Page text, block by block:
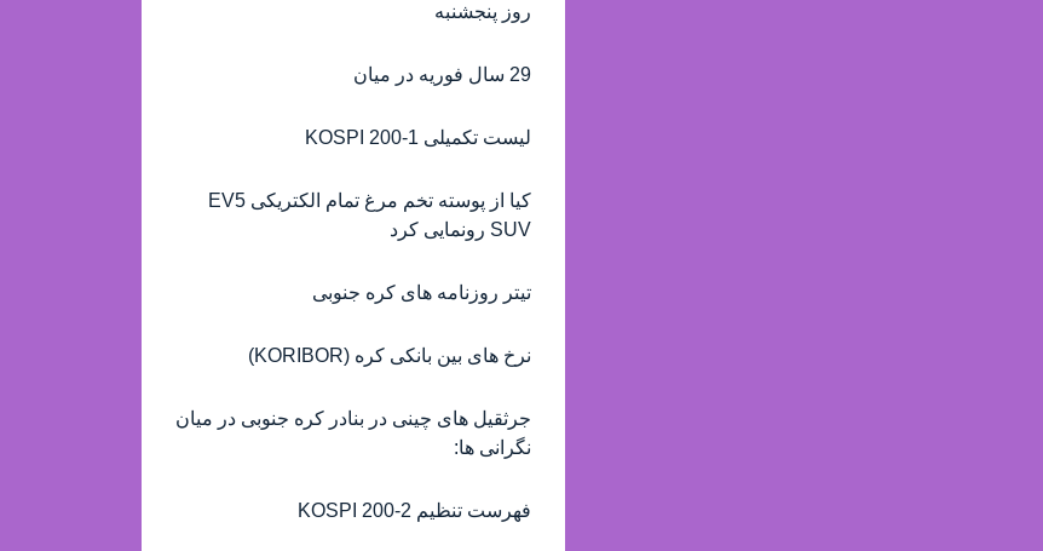
روز پنجشنبه
29 سال فوریه در میان
لیست تکمیلی KOSPI 200-1
کیا از پوسته تخم مرغ تمام الکتریکی EV5
SUV رونمایی کرد
تیتر روزنامه های کره جنوبی
نرخ های بین بانکی کره (KORIBOR)
جرثقیل های چینی در بنادر کره جنوبی در میان
نگرانی ها:
فهرست تنظیم KOSPI 200-2